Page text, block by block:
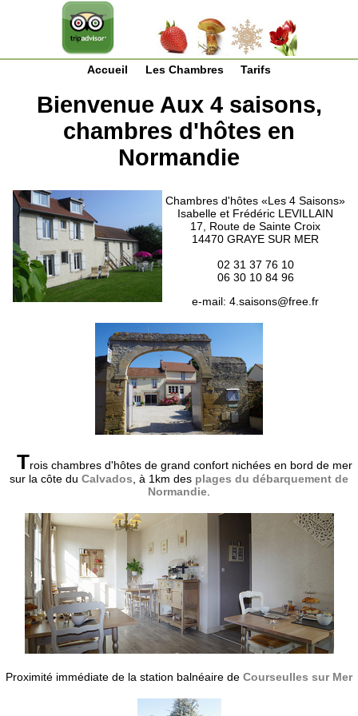
Accueil Les Chambres Tarifs
Bienvenue Aux 4 saisons,
chambres d'hôtes en
Normandie
Chambres d'hôtes «Les 4 Saisons»
Isabelle et Frédéric LEVILLAIN
17, Route de Sainte Croix
14470 GRAYE SUR MER
02 31 37 76 10
06 30 10 84 96
e-mail: 4.saisons@free.fr
Trois chambres d'hôtes de grand confort nichées en bord de mer
sur la côte du Calvados , à 1km des plages du débarquement de
Normandie
Proximité immédiate de la station balnéaire de Courseulles sur Mer